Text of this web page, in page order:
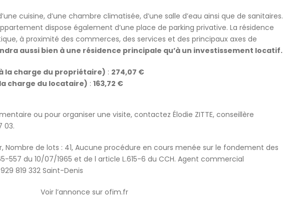
cuisine, d’une chambre climatisée, d’une salle d’eau ainsi que de sanitaires.
dispose également d’une place de parking privative. La résidence
à proximité des commerces, des services et des principaux axes de
aussi bien à une résidence principale qu’à un investissement locatif.
la charge du propriétaire) : 274,07 €
charge du locataire) : 163,72 €
ou pour organiser une visite, contactez Élodie ZITTE, conseillère
03.
Nombre de lots : 41, Aucune procédure en cours menée sur le fondement des
557 du 10/07/1965 et de l article L.615-6 du CCH. Agent commercial
819 332 Saint-Denis
Voir l’annonce sur ofim.fr